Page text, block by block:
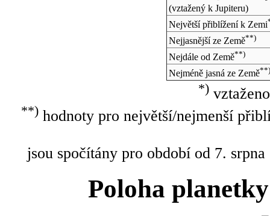
(vztažený k Jupiteru)
Největší přiblížení k Zemi
Nejjasnější ze Země**)
Nejdále od Země**)
Nejméně jasná ze Země**)
*)
**)hodnoty pro největší/nejmenší
jsou spočítány pro období od 7.
Poloha